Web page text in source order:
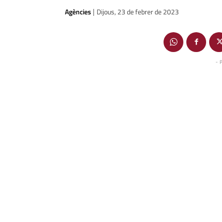
Agències | Dijous, 23 de febrer de 2023
-